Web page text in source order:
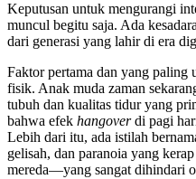
Keputusan untuk mengurangi
muncul begitu saja. Ada
dari generasi yang lahir di era
Faktor pertama dan yang paling
fisik. Anak muda zaman
tubuh dan kualitas tidur yang
bahwa efek hangoverdi pagi
Lebih dari itu, ada istilah
gelisah, dan paranoia yang
mereda—yang sangat dihindari